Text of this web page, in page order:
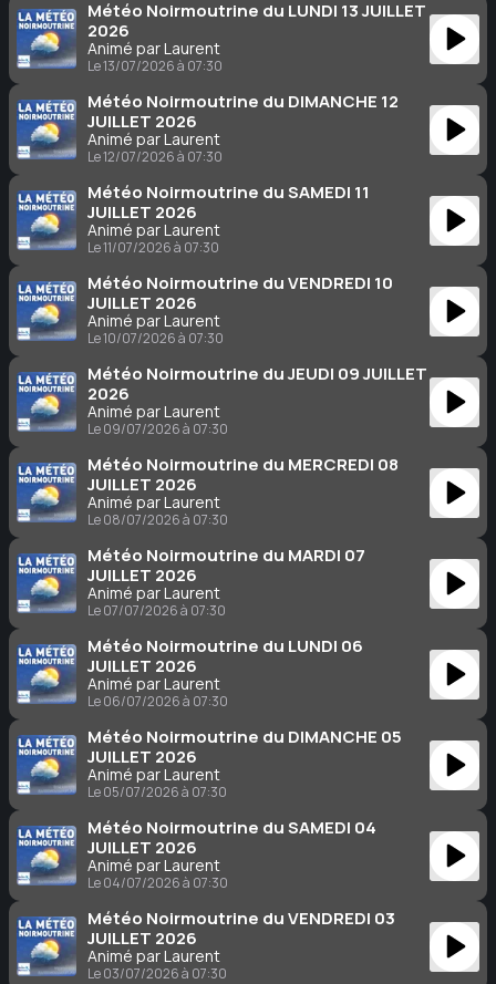
Météo Noirmoutrine du LUNDI 13 JUILLET
2026
Animé par Laurent
Le 13/07/2026 à 07:30
Météo Noirmoutrine du DIMANCHE 12
JUILLET 2026
Animé par Laurent
Le 12/07/2026 à 07:30
Météo Noirmoutrine du SAMEDI 11
JUILLET 2026
Animé par Laurent
Le 11/07/2026 à 07:30
Météo Noirmoutrine du VENDREDI 10
JUILLET 2026
Animé par Laurent
Le 10/07/2026 à 07:30
Météo Noirmoutrine du JEUDI 09 JUILLET
2026
Animé par Laurent
Le 09/07/2026 à 07:30
Météo Noirmoutrine du MERCREDI 08
JUILLET 2026
Animé par Laurent
Le 08/07/2026 à 07:30
Météo Noirmoutrine du MARDI 07
JUILLET 2026
Animé par Laurent
Le 07/07/2026 à 07:30
Météo Noirmoutrine du LUNDI 06
JUILLET 2026
Animé par Laurent
Le 06/07/2026 à 07:30
Météo Noirmoutrine du DIMANCHE 05
JUILLET 2026
Animé par Laurent
Le 05/07/2026 à 07:30
Météo Noirmoutrine du SAMEDI 04
JUILLET 2026
Animé par Laurent
Le 04/07/2026 à 07:30
Météo Noirmoutrine du VENDREDI 03
JUILLET 2026
Animé par Laurent
Le 03/07/2026 à 07:30